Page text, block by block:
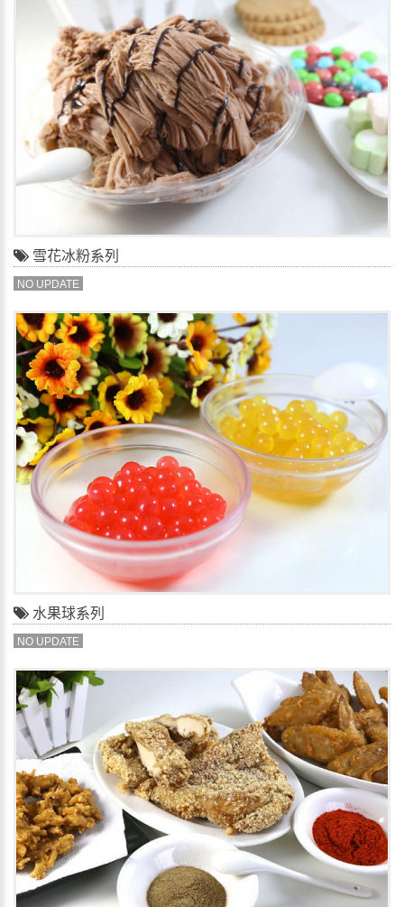
雪花冰粉系列
NO UPDATE
水果球系列
NO UPDATE